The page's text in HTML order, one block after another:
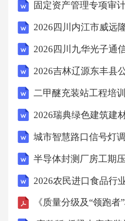
接时，应保证承口和插口的
入深度应符合设计要求，一
抱箍连接时，应将抱箍安
位，拧紧螺栓，使抱箍与风
应将插条插入风管的连接槽
连接紧密，不得有松动现象
用吊装设备将制作好的风管
按照设计要求进行安装。风
直，水平度偏差不应超过
不应超过±2mm/m。风管与
固定资产管理专项审
二甲醚充装站工程培
城市智慧路口信号灯
半导体封测厂房工期